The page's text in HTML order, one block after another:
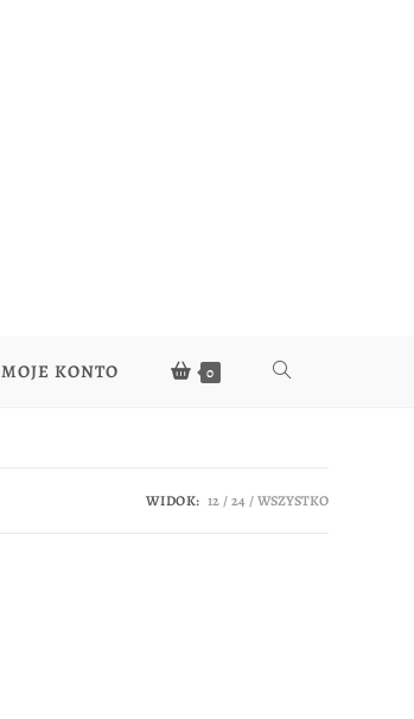
MOJE KONTO 0
WIDOK: 12 24 WSZYSTKO